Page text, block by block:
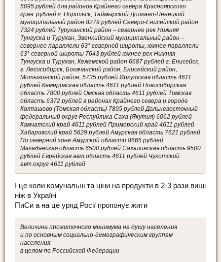
5095 рублей для районов Крайнего севера Красноярского
края: рублей г. Норильск, Таймырский Долгано-Ненецкий
муниципальный район 8279 рублей Северо-Енисейский район
7324 рублей Туруханский район – севернее рек Нижняя
Тунгуска и Турухан, Эвенкийский муниципальный район –
севернее параллели 63° северной широты, южнее параллели
63° северной широты 7643 рублей южнее рек Нижняя
Тунгуска и Турухан, Кежемской район 6687 рублей г. Енисейск,
г. Лесосибирск, Богачанский район, Енисейский район,
Мотыгинский район, 5735 рублей Иркутская область 4611
рублей Кемеровская область 4611 рублей Новосибирская
область 7800 рублей Омская область 4611 рублей Томская
область 6372 рублей в районах Крайнего севера и городе
Колпашево (Томская область) 7895 рублей Дальневосточный
федеральный округ Республика Саха (Якутия) 6062 рублей
Камчатский край 4611 рублей Приморский край 4611 рублей
Хабаровский край 5629 рублей Амурская область 7621 рублей
По северной зоне Амурской области 8665 рублей
Магаданская область 6500 рублей Сахалинская область 9500
рублей Еврейская авт.область 4611 рублей Чукотский
авт.округ 4611 рублей
І це коли комунальні та ціни на продукти в 2-3 рази вищі
ніж в Україні
ПиСи а на це уряд Росії пропонує жити
Величина прожиточного минимума на душу населения
и по основным социально-демографическим группам
населения
в целом по Российской Федерации